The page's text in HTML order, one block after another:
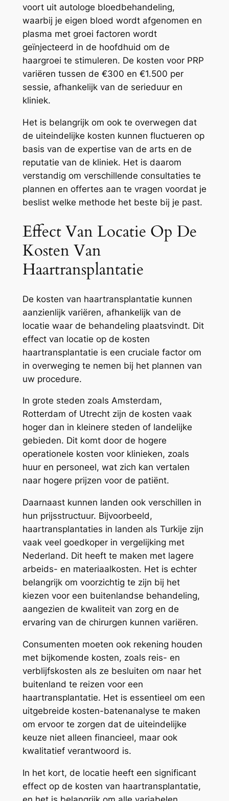
voort uit autologe bloedbehandeling,
waarbij je eigen bloed wordt afgenomen en
plasma met groei factoren wordt
geïnjecteerd in de hoofdhuid om de
haargroei te stimuleren. De kosten voor PRP
variëren tussen de €300 en €1.500 per
sessie, afhankelijk van de serieduur en
kliniek.
Het is belangrijk om ook te overwegen dat
de uiteindelijke kosten kunnen fluctueren op
basis van de expertise van de arts en de
reputatie van de kliniek. Het is daarom
verstandig om verschillende consultaties te
plannen en offertes aan te vragen voordat je
beslist welke methode het beste bij je past.
Effect Van Locatie Op De
Kosten Van
Haartransplantatie
De kosten van haartransplantatie kunnen
aanzienlijk variëren, afhankelijk van de
locatie waar de behandeling plaatsvindt. Dit
effect van locatie op de kosten
haartransplantatie is een cruciale factor om
in overweging te nemen bij het plannen van
uw procedure.
In grote steden zoals Amsterdam,
Rotterdam of Utrecht zijn de kosten vaak
hoger dan in kleinere steden of landelijke
gebieden. Dit komt door de hogere
operationele kosten voor klinieken, zoals
huur en personeel, wat zich kan vertalen
naar hogere prijzen voor de patiënt.
Daarnaast kunnen landen ook verschillen in
hun prijsstructuur. Bijvoorbeeld,
haartransplantaties in landen als Turkije zijn
vaak veel goedkoper in vergelijking met
Nederland. Dit heeft te maken met lagere
arbeids- en materiaalkosten. Het is echter
belangrijk om voorzichtig te zijn bij het
kiezen voor een buitenlandse behandeling,
aangezien de kwaliteit van zorg en de
ervaring van de chirurgen kunnen variëren.
Consumenten moeten ook rekening houden
met bijkomende kosten, zoals reis- en
verblijfskosten als ze besluiten om naar het
buitenland te reizen voor een
haartransplantatie. Het is essentieel om een
uitgebreide kosten-batenanalyse te maken
om ervoor te zorgen dat de uiteindelijke
keuze niet alleen financieel, maar ook
kwalitatief verantwoord is.
In het kort, de locatie heeft een significant
effect op de kosten van haartransplantatie,